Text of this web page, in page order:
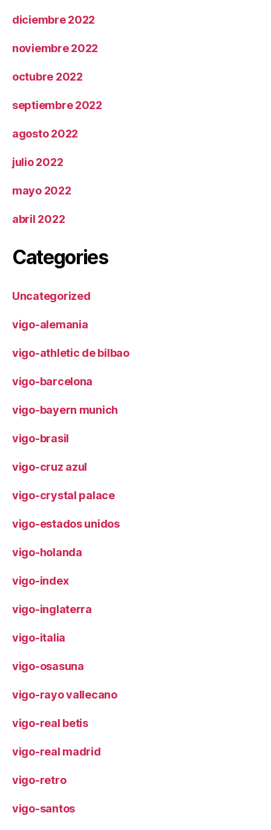
diciembre 2022
noviembre 2022
octubre 2022
septiembre 2022
agosto 2022
julio 2022
mayo 2022
abril 2022
Categories
Uncategorized
vigo-alemania
vigo-athletic de bilbao
vigo-barcelona
vigo-bayern munich
vigo-brasil
vigo-cruz azul
vigo-crystal palace
vigo-estados unidos
vigo-holanda
vigo-index
vigo-inglaterra
vigo-italia
vigo-osasuna
vigo-rayo vallecano
vigo-real betis
vigo-real madrid
vigo-retro
vigo-santos